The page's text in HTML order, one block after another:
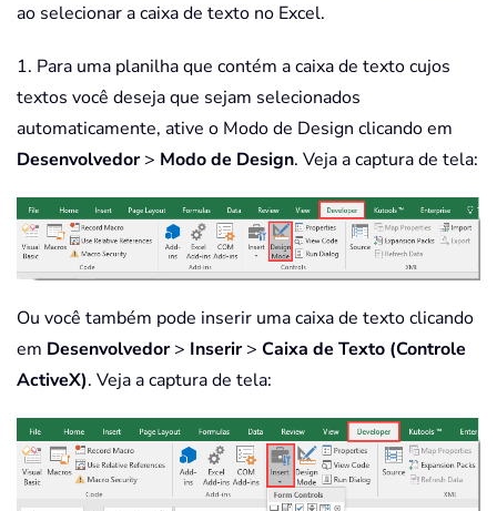
ao selecionar a caixa de texto no Excel.
1. Para uma planilha que contém a caixa de texto cujos
textos você deseja que sejam selecionados
automaticamente, ative o Modo de Design clicando em
Desenvolvedor> Modo de Design. Veja a captura de tela:
Ou você também pode inserir uma caixa de texto clicando
em Desenvolvedor> Inserir> Caixa de Texto (Controle
ActiveX). Veja a captura de tela: